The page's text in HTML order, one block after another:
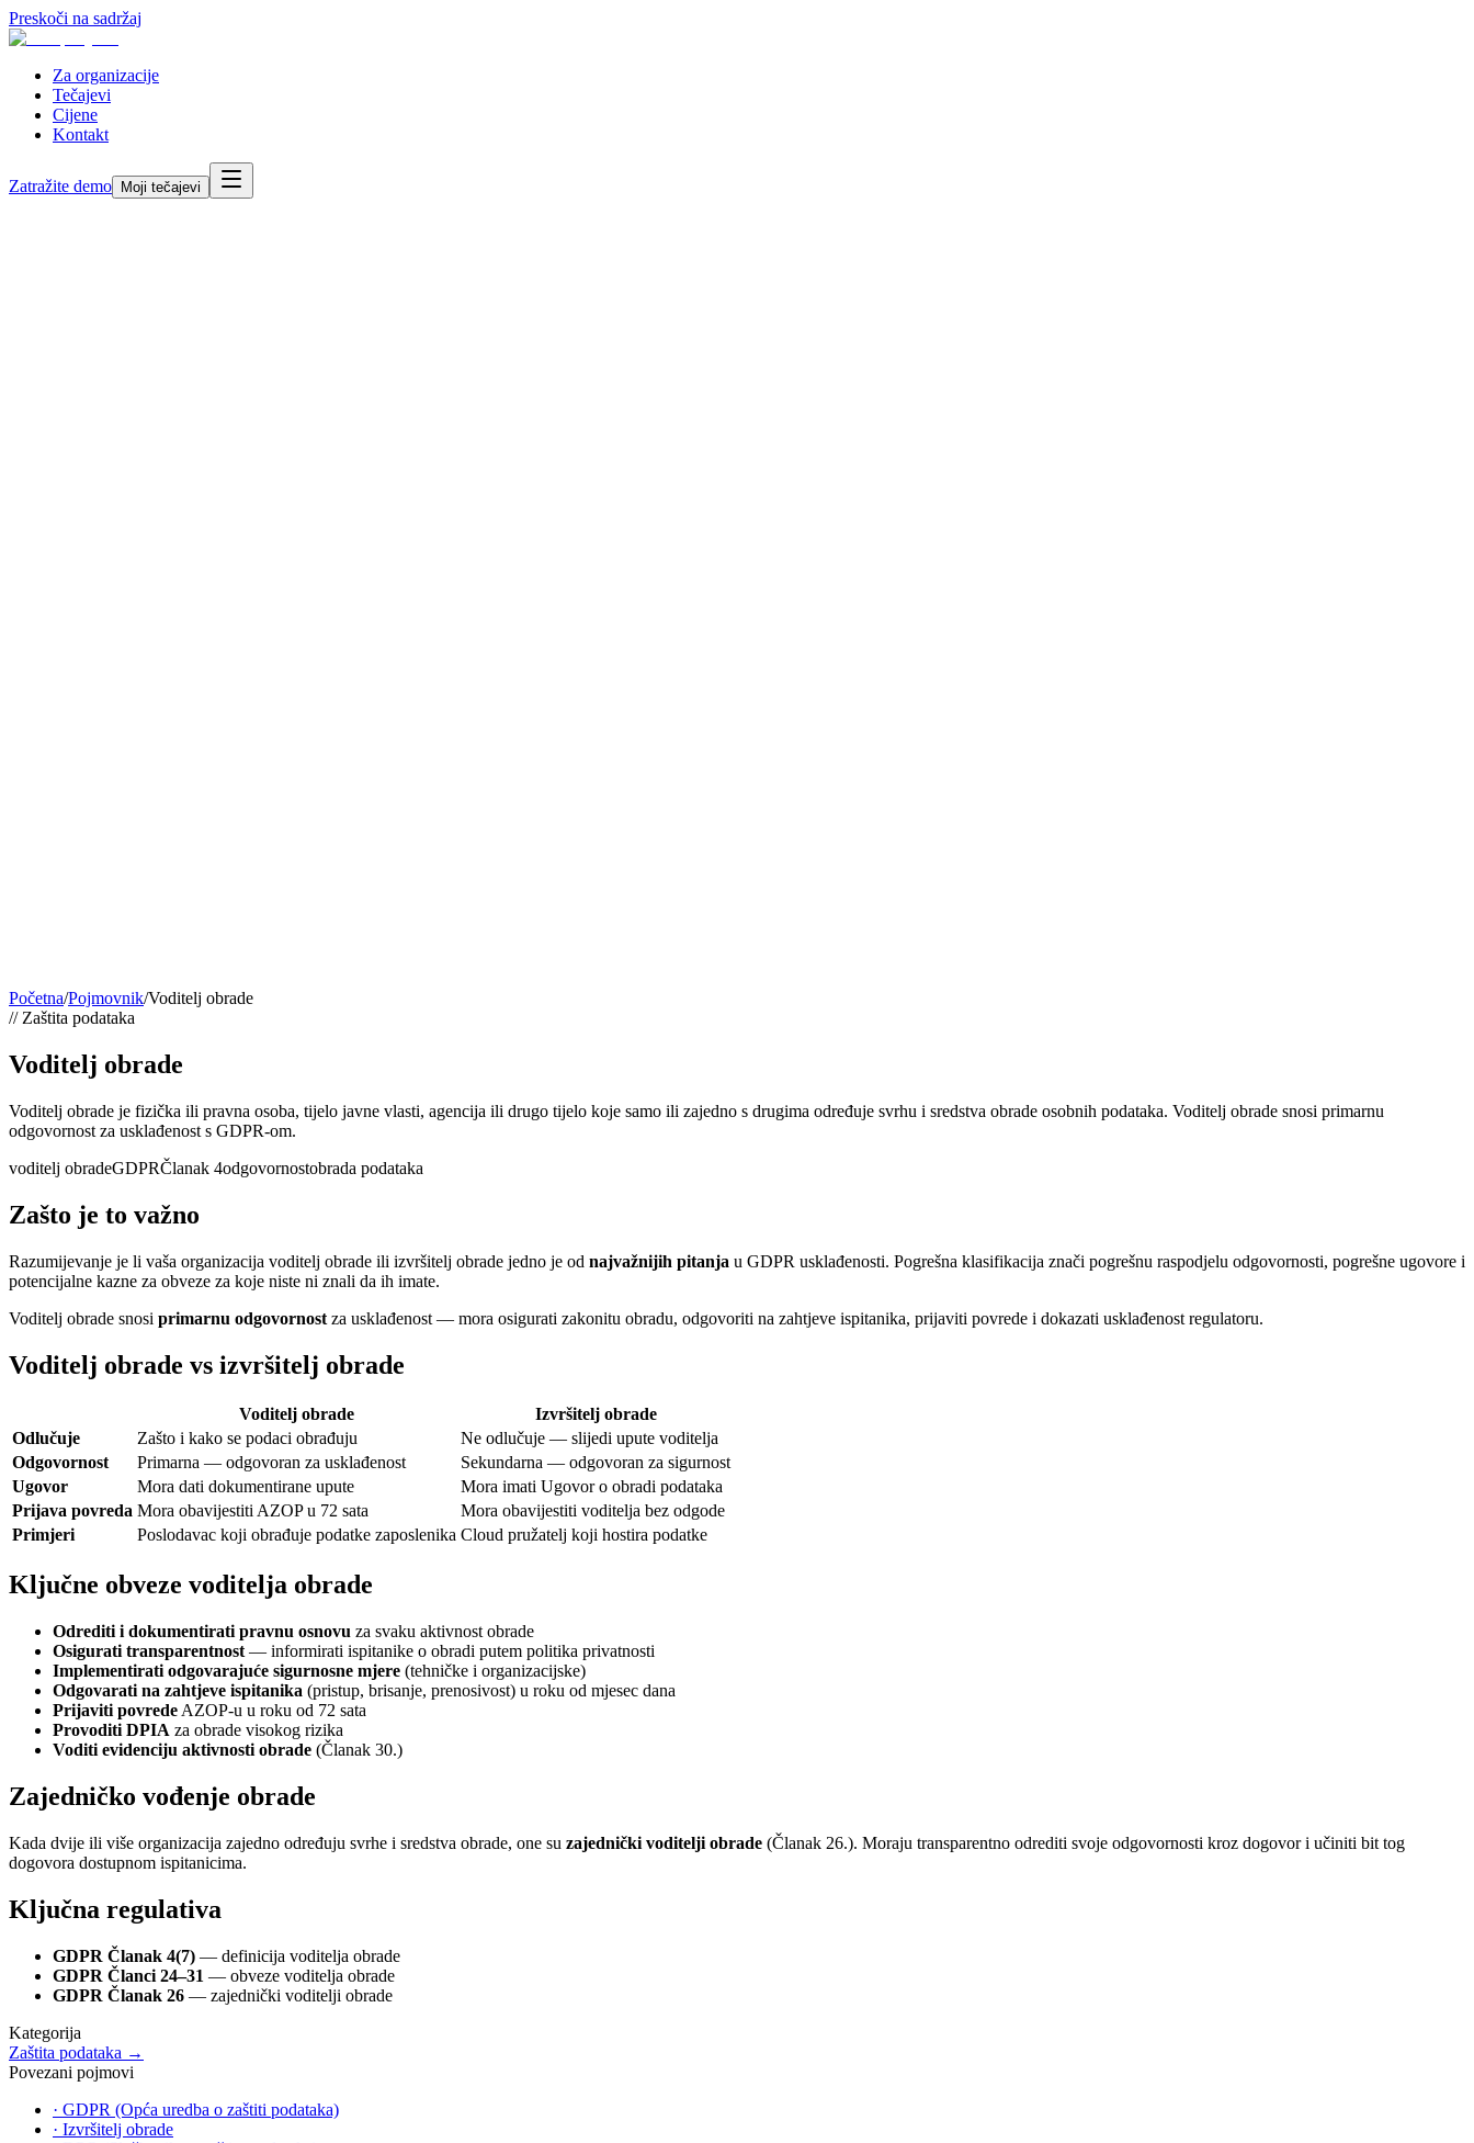
Preskoči na sadržaj
Za organizacije
Tečajevi
Cijene
Kontakt
Zatražite demo Moji tečajevi
Početna/Pojmovnik/Voditelj obrade
// Zaštita podataka
Voditelj obrade
Voditelj obrade je fizička ili pravna osoba, tijelo javne vlasti, agencija ili drugo tijelo koje samo ili zajedno s drugima određuje svrhu i sredstva obrade osobnih podataka. Voditelj obrade snosi primarnu
odgovornost za usklađenost s GDPR-om.
voditelj obradeGDPRČlanak 4odgovornostobrada podataka
Zašto je to važno
Razumijevanje je li vaša organizacija voditelj obrade ili izvršitelj obrade jedno je od najvažnijih pitanja u GDPR usklađenosti. Pogrešna klasifikacija znači pogrešnu raspodjelu odgovornosti, pogrešne ugovore i
potencijalne kazne za obveze za koje niste ni znali da ih imate.
Voditelj obrade snosi primarnu odgovornost za usklađenost — mora osigurati zakonitu obradu, odgovoriti na zahtjeve ispitanika, prijaviti povrede i dokazati usklađenost regulatoru.
Voditelj obrade vs izvršitelj obrade
Voditelj obrade
Izvršitelj obrade
Odlučuje
Zašto i kako se podaci obrađuju
Ne odlučuje — slijedi upute voditelja
Odgovornost
Primarna — odgovoran za usklađenost
Sekundarna — odgovoran za sigurnost
Ugovor
Mora dati dokumentirane upute
Mora imati Ugovor o obradi podataka
Prijava povreda Mora obavijestiti AZOP u 72 sata
Mora obavijestiti voditelja bez odgode
Primjeri
Poslodavac koji obrađuje podatke zaposlenika Cloud pružatelj koji hostira podatke
Ključne obveze voditelja obrade
Odrediti i dokumentirati pravnu osnovu za svaku aktivnost obrade
Osigurati transparentnost — informirati ispitanike o obradi putem politika privatnosti
Implementirati odgovarajuće sigurnosne mjere (tehničke i organizacijske)
Odgovarati na zahtjeve ispitanika (pristup, brisanje, prenosivost) u roku od mjesec dana
Prijaviti povrede AZOP-u u roku od 72 sata
Provoditi DPIA za obrade visokog rizika
Voditi evidenciju aktivnosti obrade (Članak 30.)
Zajedničko vođenje obrade
Kada dvije ili više organizacija zajedno određuju svrhe i sredstva obrade, one su zajednički voditelji obrade (Članak 26.). Moraju transparentno odrediti svoje odgovornosti kroz dogovor i učiniti bit tog
dogovora dostupnom ispitanicima.
Ključna regulativa
GDPR Članak 4(7) — definicija voditelja obrade
GDPR Članci 24–31 — obveze voditelja obrade
GDPR Članak 26 — zajednički voditelji obrade
Kategorija
Zaštita podataka →
Povezani pojmovi
· GDPR (Opća uredba o zaštiti podataka)
· Izvršitelj obrade